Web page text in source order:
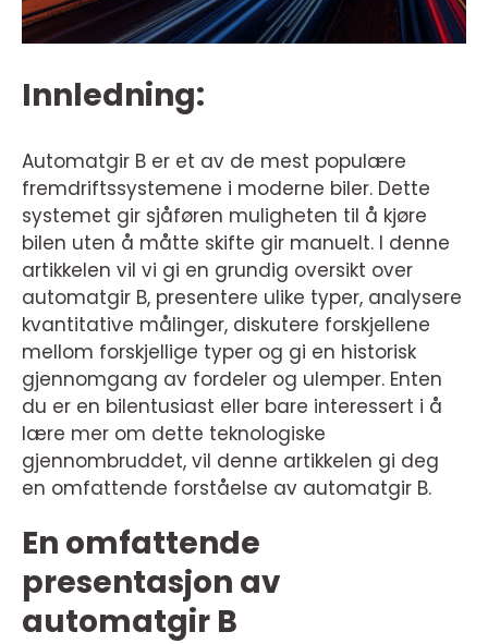
Innledning:
Automatgir B er et av de mest populære
fremdriftssystemene i moderne biler. Dette
systemet gir sjåføren muligheten til å kjøre
bilen uten å måtte skifte gir manuelt. I denne
artikkelen vil vi gi en grundig oversikt over
automatgir B, presentere ulike typer, analysere
kvantitative målinger, diskutere forskjellene
mellom forskjellige typer og gi en historisk
gjennomgang av fordeler og ulemper. Enten
du er en bilentusiast eller bare interessert i å
lære mer om dette teknologiske
gjennombruddet, vil denne artikkelen gi deg
en omfattende forståelse av automatgir B.
En omfattende
presentasjon av
automatgir B